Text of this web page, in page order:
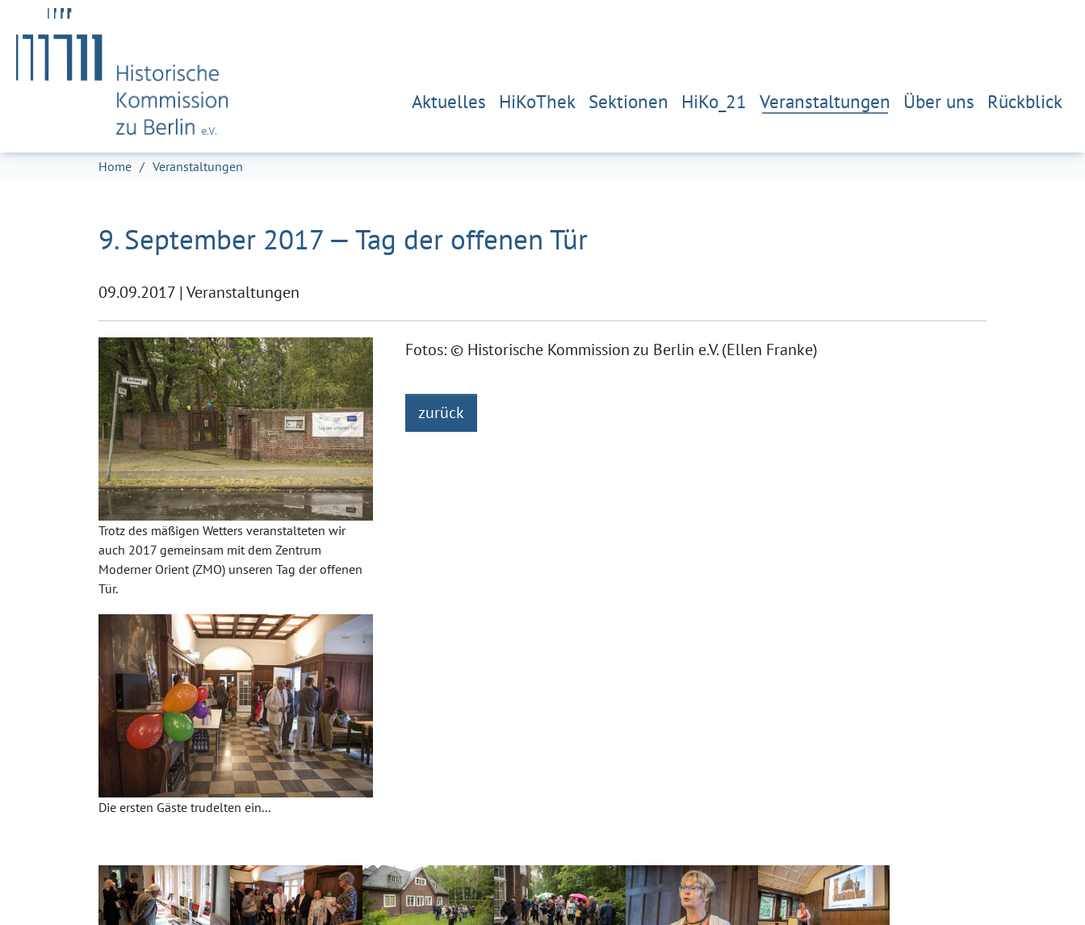
Zum Hauptinhalt springen
Skip to page footer
Aktuelles HiKoThek Sektionen HiKo_21 Veranstaltungen Über uns Rückblick
Sie sind hier:
Home Veranstaltungen
9. September 2017 — Tag der offenen Tür
09.09.2017 | Veranstaltungen
Trotz des mäßigen Wetters veranstalteten wir
auch 2017 gemeinsam mit dem Zentrum
Moderner Orient (ZMO) unseren Tag der offenen
Tür.
Die ersten Gäste trudelten ein...
Fotos: © Historische Kommission zu Berlin e.V. (Ellen Franke)
zurück